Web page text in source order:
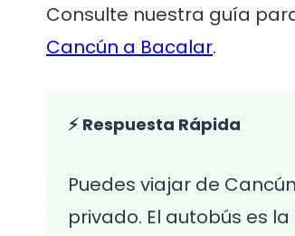
Consulte nuestra guía
Cancún a Bacalar.
⚡ Respuesta Rápida
Puedes viajar de
privado. El autobús es